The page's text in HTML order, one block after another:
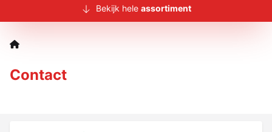
HOME
Bekijk hele assortiment
Contact